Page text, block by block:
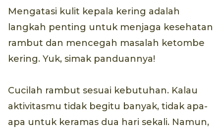
Mengatasi kulit kepala kering adalah
langkah penting untuk menjaga kesehatan
rambut dan mencegah masalah ketombe
kering. Yuk, simak panduannya!
Cucilah rambut sesuai kebutuhan. Kalau
aktivitasmu tidak begitu banyak, tidak apa-
apa untuk keramas dua hari sekali. Namun,